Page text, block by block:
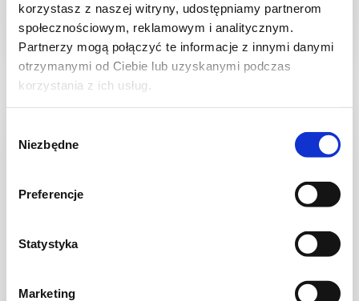
korzystasz z naszej witryny, udostępniamy partnerom
społecznościowym, reklamowym i analitycznym.
Partnerzy mogą połączyć te informacje z innymi danymi
otrzymanymi od Ciebie lub uzyskanymi podczas
korzystania z ich usług.
zgody
Niezbędne
Preferencje
Statystyka
Marketing
30 min. 1805 kcal 4